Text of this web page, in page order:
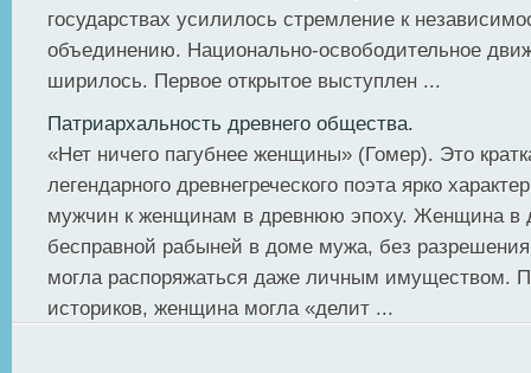
государствах усилилось стремление к
объединению. Национально-освободительное
ширилось. Первое открытое выступлен ...
Патриархальность древнего общества.
«Нет ничего пагубнее женщины» (Гомер). Это
легендарного древнегреческого поэта ярко
мужчин к женщинам в древнюю эпоху. Женщина в
бесправной рабыней в доме мужа, без разрешения
могла распоряжаться даже личным имуществом.
историков, женщина могла «делит ...